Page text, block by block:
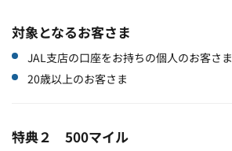
対象となるお客さま
JAL支店の口座をお持ちの個人のお客さま
20歳以上のお客さま
特典２ 500マイル